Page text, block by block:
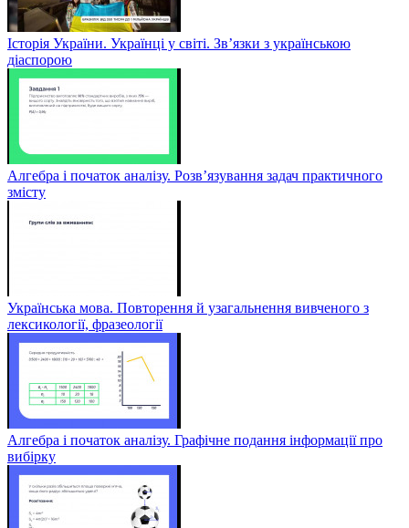
Історія України. Українці у світі. Зв’язки з українською
діаспорою
Алгебра і початок аналізу. Розв’язування задач практичного
змісту
Українська мова. Повторення й узагальнення вивченого з
лексикології, фразеології
Алгебра і початок аналізу. Графічне подання інформації про
вибірку